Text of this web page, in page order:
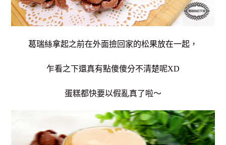
葛瑞絲拿起之前在外面撿回家的松果放在一起，
乍看之下還真有點傻傻分不清楚呢XD
蛋糕都快要以假亂真了啦～